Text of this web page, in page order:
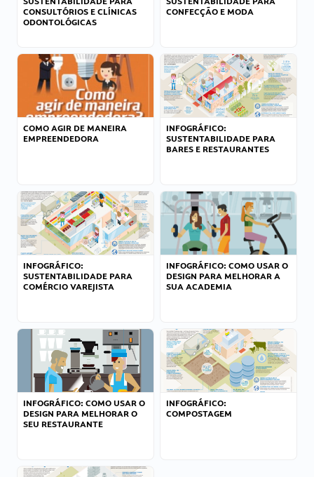
CONSULTÓRIOS E CLÍNICAS
ODONTOLÓGICAS
CONFECÇÃO E MODA
COMO AGIR DE MANEIRA
EMPREENDEDORA
INFOGRÁFICO:
SUSTENTABILIDADE PARA
BARES E RESTAURANTES
INFOGRÁFICO:
SUSTENTABILIDADE PARA
COMÉRCIO VAREJISTA
INFOGRÁFICO: COMO USAR O
DESIGN PARA MELHORAR A
SUA ACADEMIA
INFOGRÁFICO: COMO USAR O
DESIGN PARA MELHORAR O
SEU RESTAURANTE
INFOGRÁFICO:
COMPOSTAGEM